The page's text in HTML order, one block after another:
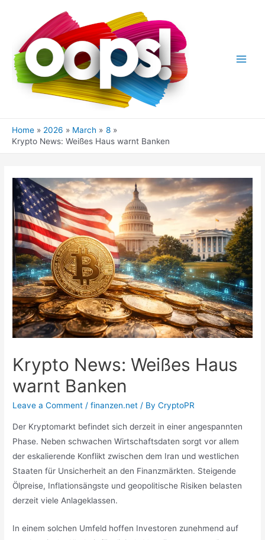
Home 2026 March
8
Krypto News: Weißes Haus warnt Banken
Krypto News: Weißes Haus
warnt Banken
Leave a Comment /finanzen.net / ByCryptoPR
Der Kryptomarkt befindet sich derzeit in einer angespannten
Phase. Neben schwachen Wirtschaftsdaten sorgt vor allem
der eskalierende Konflikt zwischen dem Iran und westlichen
Staaten für Unsicherheit an den Finanzmärkten. Steigende
Ölpreise, Inflationsängste und geopolitische Risiken belasten
derzeit viele Anlageklassen.
In einem solchen Umfeld hoffen Investoren zunehmend auf